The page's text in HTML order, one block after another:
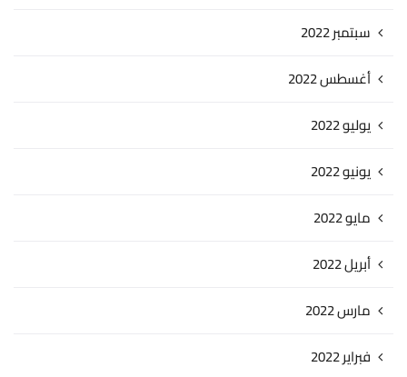
سبتمبر 2022
أغسطس 2022
يوليو 2022
يونيو 2022
مايو 2022
أبريل 2022
مارس 2022
فبراير 2022